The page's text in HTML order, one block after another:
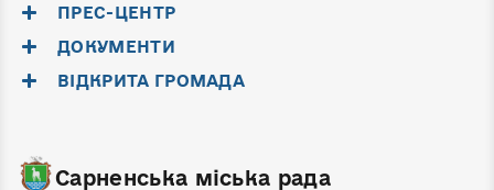
ПРЕС-ЦЕНТР
ДОКУМЕНТИ
ВІДКРИТА ГРОМАДА
Сарненська міська рада